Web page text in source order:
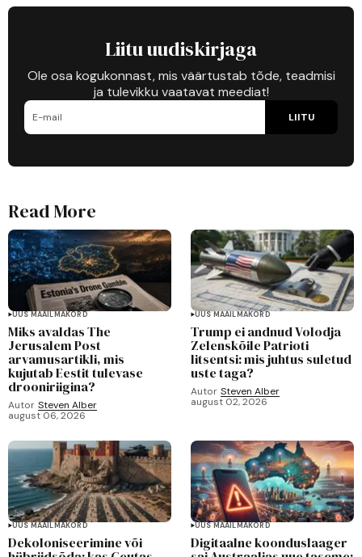
Liitu uudiskirjaga
Ole osa kogukonnast, mis väärtustab tõde, teadmisi
ja tulevikku vaatavat meediat!
LIITU
Read More
UUS MAAILMAKORD
Miks avaldas The
Jerusalem Post
arvamusartikli, mis
kujutab Eestit tulevase
drooniriigina?
Autor Steven Alber
august 06, 2026
UUS MAAILMAKORD
Trump ei andnud Volodja
Zelenskõile Patrioti
litsentsi: mis juhtus suletud
uste taga?
Autor Steven Alber
august 02, 2026
UUS MAAILMAKORD
Dekoloniseerimine või
UUS MAAILMAKORD
Digitaalne koonduslaager